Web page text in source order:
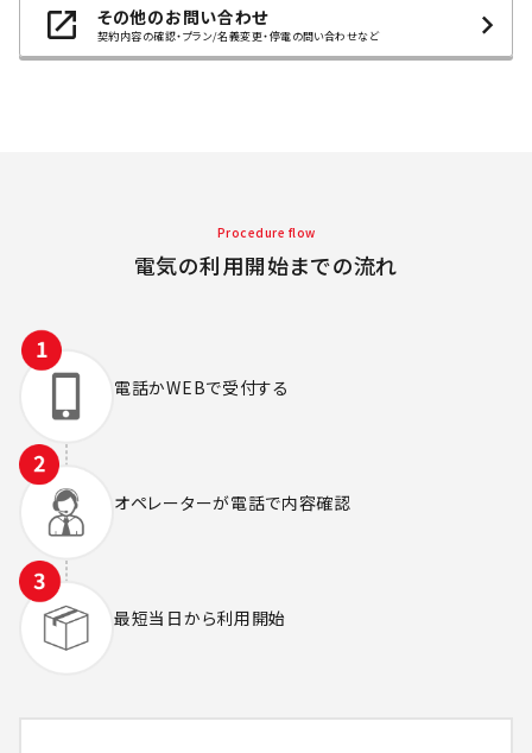
その他のお問い合わせ
契約内容の確認・プラン/名義変更・停電の問い合わせなど
Procedure flow
電気の利用開始までの流れ
電話かWEBで受付する
オペレーターが電話で内容確認
最短当日から利用開始